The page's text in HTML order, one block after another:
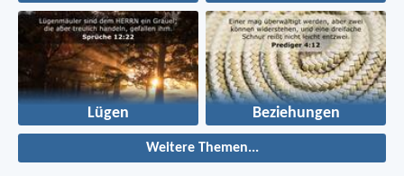
Lügen Beziehungen
Weitere Themen...